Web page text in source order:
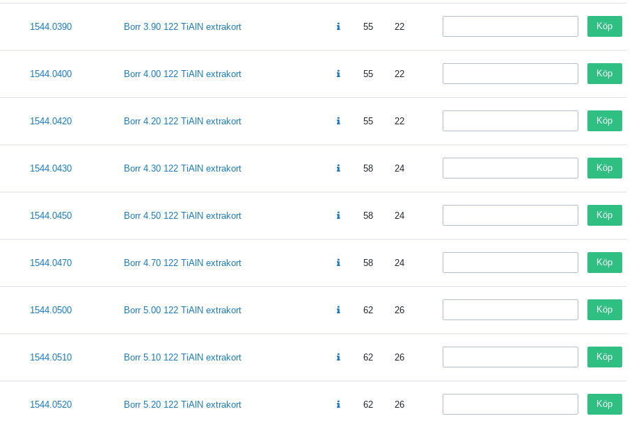
1544.0390 Borr 3.90 122 TiAlN extrakort 55 22 Köp
1544.0400 Borr 4.00 122 TiAlN extrakort 55 22 Köp
1544.0420 Borr 4.20 122 TiAlN extrakort 55 22 Köp
1544.0430 Borr 4.30 122 TiAlN extrakort 58 24 Köp
1544.0450 Borr 4.50 122 TiAlN extrakort 58 24 Köp
1544.0470 Borr 4.70 122 TiAlN extrakort 58 24 Köp
1544.0500 Borr 5.00 122 TiAlN extrakort 62 26 Köp
1544.0510 Borr 5.10 122 TiAlN extrakort 62 26 Köp
1544.0520 Borr 5.20 122 TiAlN extrakort 62 26 Köp